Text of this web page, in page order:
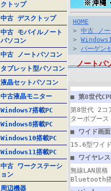
クトップ
中古 デスクトップ
中古 モバイルノート
パソコン
中古 ノートパソコン
タブレット型パソコン
液晶セットパソコン
中古液晶モニター
Windows7搭載PC
Windows8搭載PC
Windows10搭載PC
Windows11搭載PC
中古 ワークステーシ
ョン
周辺機器
HOME
> 中古 ノー
>
> バーゲン
ノート
■ 第8世代
第8世代 2
ターボブー
■ ワイド画
15.6型ワイ
■ ワイヤレ
無線LAN規格
Bluetooth搭